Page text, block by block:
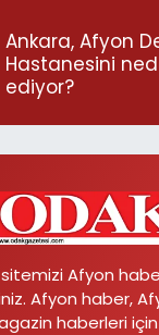
Ankara, Afyon
Hastanesini
ediyor?
Afyon
Afyon haber,
haberleri